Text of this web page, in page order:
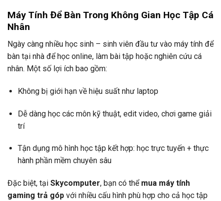
Máy Tính Để Bàn Trong Không Gian Học Tập Cá
Nhân
Ngày càng nhiều học sinh – sinh viên đầu tư vào máy tính để
bàn tại nhà để học online, làm bài tập hoặc nghiên cứu cá
nhân. Một số lợi ích bao gồm:
Không bị giới hạn về hiệu suất như laptop
Dễ dàng học các môn kỹ thuật, edit video, chơi game giải
trí
Tận dụng mô hình học tập kết hợp: học trực tuyến + thực
hành phần mềm chuyên sâu
Đặc biệt, tại Skycomputer, bạn có thể mua máy tính
gaming trả góp với nhiều cấu hình phù hợp cho cả học tập